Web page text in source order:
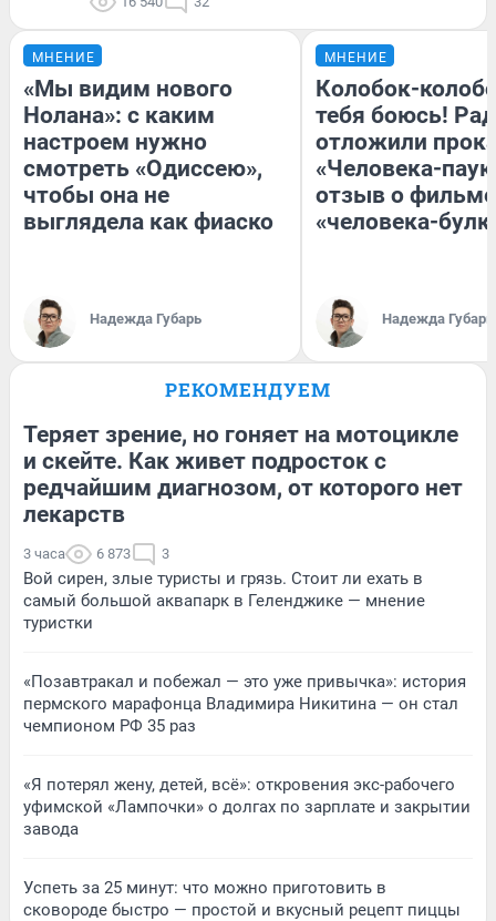
МНЕНИЕ
«Мы видим нового
Нолана»: с каким
настроем нужно
смотреть «Одиссею»,
чтобы она не
выглядела как фиаско
Надежда Губарь
МНЕНИЕ
Колобок-
тебя боюсь!
отложили
«Человека-
отзыв о
«человека-
Надежда Губарь
РЕКОМЕНДУЕМ
Теряет зрение, но гоняет на мотоцикле
и скейте. Как живет подросток с
редчайшим диагнозом, от которого нет
лекарств
3 часа 6 873 3
Вой сирен, злые туристы и грязь. Стоит ли ехать в
самый большой аквапарк в Геленджике — мнение
туристки
«Позавтракал и побежал — это уже привычка»: история
пермского марафонца Владимира Никитина — он стал
чемпионом РФ 35 раз
«Я потерял жену, детей, всё»: откровения экс-рабочего
уфимской «Лампочки» о долгах по зарплате и закрытии
завода
Успеть за 25 минут: что можно приготовить в
сковороде быстро — простой и вкусный рецепт пиццы